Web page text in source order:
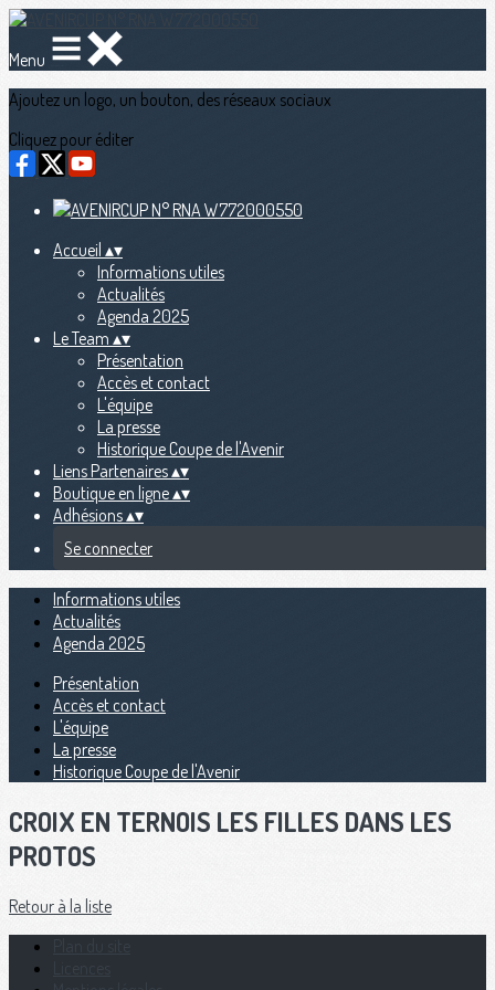
Menu
Ajoutez un logo, un bouton, des réseaux sociaux
Cliquez pour éditer
Accueil ▴▾
Informations utiles
Actualités
Agenda 2025
Le Team ▴▾
Présentation
Accès et contact
L'équipe
La presse
Historique Coupe de l'Avenir
Liens Partenaires▴▾
Boutique en ligne▴▾
Adhésions▴▾
Se connecter
Informations utiles
Actualités
Agenda 2025
Présentation
Accès et contact
L'équipe
La presse
Historique Coupe de l'Avenir
CROIX EN TERNOIS LES FILLES DANS LES
PROTOS
Retour à la liste